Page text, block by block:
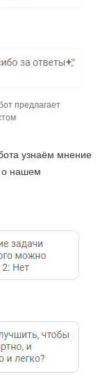
предлагает
узнаём мнение
о нашем